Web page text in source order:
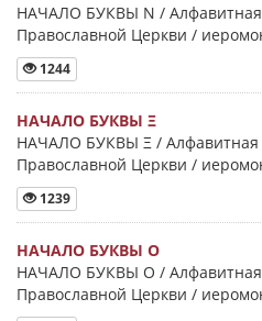
НАЧАЛО БУКВЫ Ν / Алфавитная
Православной Церкви /
1244
НАЧАЛО БУКВЫ Ξ
НАЧАЛО БУКВЫ Ξ / Алфавитная
Православной Церкви /
1239
НАЧАЛО БУКВЫ Ο
НАЧАЛО БУКВЫ Ο / Алфавитная
Православной Церкви /